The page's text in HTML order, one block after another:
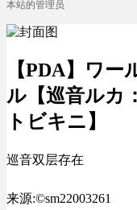
本站的管理员
【PDA】ワ
ル【巡音ルカ
トビキニ】
巡音双层存在
来源:©sm22003261